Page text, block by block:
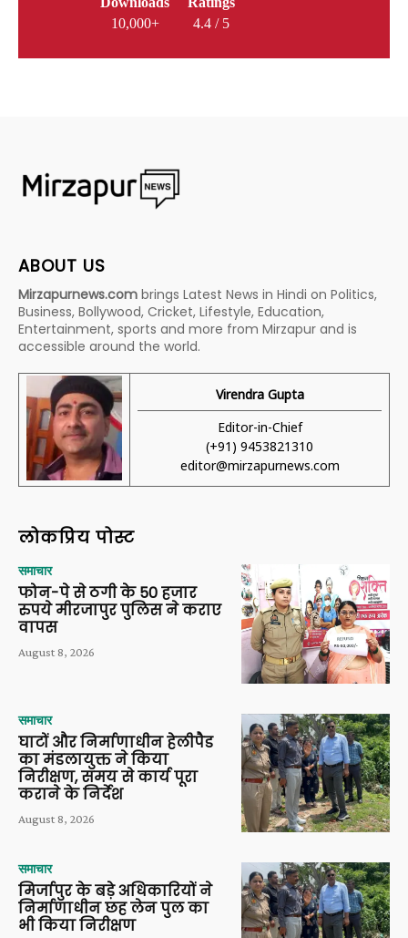
10,000+
4.4 / 5
ABOUT US
Mirzapurnews.com brings Latest News in Hindi on Politics,
Business, Bollywood, Cricket, Lifestyle, Education,
Entertainment, sports and more from Mirzapur and is
accessible around the world.
Virendra Gupta
Editor-in-Chief
(+91) 9453821310
editor@mirzapurnews.com
लोकप्रिय पोस्ट
समाचार
फोन-पे से ठगी के 50 हजार
रुपये मीरजापुर पुलिस ने कराए
वापस
August 8, 2026
समाचार
घाटों और निर्माणाधीन हेलीपैड
का मंडलायुक्त ने किया
निरीक्षण, समय से कार्य पूरा
कराने के निर्देश
August 8, 2026
समाचार
मिर्जापुर के बड़े अधिकारियों ने
निर्माणाधीन छह लेन पुल का
भी किया निरीक्षण